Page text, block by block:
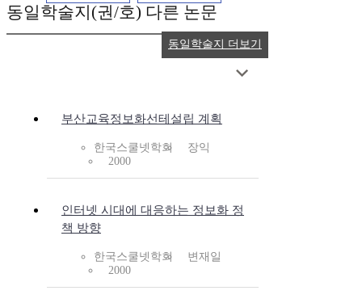
동일학술지(권/호) 다른 논문
부산교육정보화선테설립 계획
한국스쿨넷학회
장익
2000
인터넷 시대에 대응하는 정보화 정
책 방향
한국스쿨넷학회
변재일
2000
동일학술지 더보기